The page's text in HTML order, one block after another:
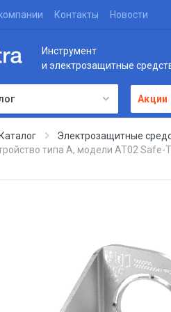
Контакты Новости
Инструмент
и электрозащитные
Акции
Каталог
Электрозащитные
типа А, модели AT02 Safe-